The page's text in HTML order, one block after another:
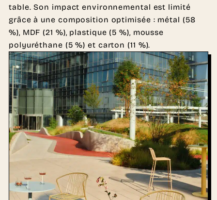
table. Son impact environnemental est limité
grâce à une composition optimisée : métal (58
%), MDF (21 %), plastique (5 %), mousse
polyuréthane (5 %) et carton (11 %).